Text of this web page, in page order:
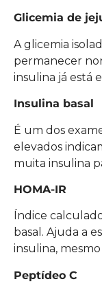
Glicemia de
A glicemia
permanecer
insulina já está
Insulina basal
É um dos
elevados
muita insulina
HOMA-IR
Índice
basal. Ajuda a
insulina,
Peptídeo C